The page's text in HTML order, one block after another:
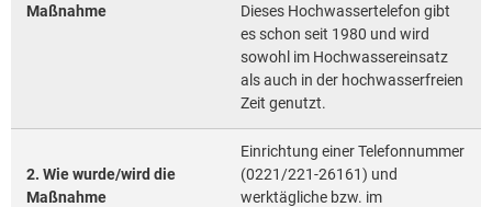
Maßnahme
Dieses Hochwassertelefon gibt
es schon seit 1980 und wird
sowohl im Hochwassereinsatz
als auch in der hochwasserfreien
Zeit genutzt.
2. Wie wurde/wird die
Maßnahme
Einrichtung einer Telefonnummer
(0221/221-26161) und
werktägliche bzw. im